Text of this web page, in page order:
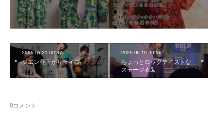
2025.05.21 00:37
ジエン昼下がりライブ
2025.05.19 00:56
ちょっとロックテイストな
ステージ衣装
0コメント